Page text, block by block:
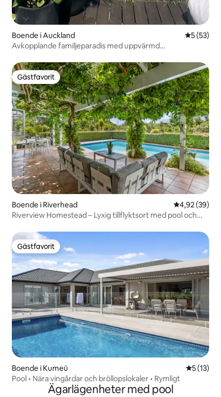
Boende i Auckland 5 av 5 i
5 (53)
Avkopplande familjeparadis med uppvärmd
Gästfavorit
Gästfavorit
Boende i Riverhead 4,92 av 5 i
4,92 (39)
Riverview Homestead – Lyxig tillflyktsort med pool och
Gästfavorit
Gästfavorit
Boende i Kumeū 5 av 5 i
5 (13)
Pool • Nära vingårdar och bröllopslokaler • Rymligt
Ägarlägenheter med pool